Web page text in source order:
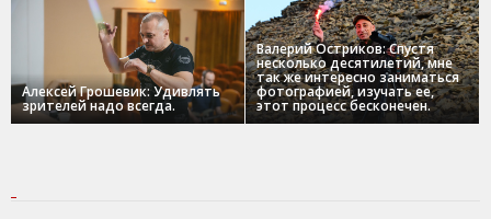
Алексей Грошевик: Удивлять
зрителей надо всегда.
Валерий Остриков: Спустя
несколько десятилетий, мне
так же интересно заниматься
фотографией, изучать ее,
этот процесс бесконечен.